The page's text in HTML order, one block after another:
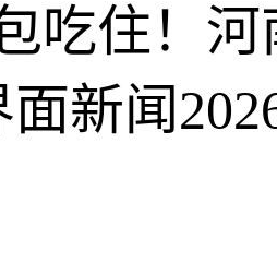
吃住！
新闻